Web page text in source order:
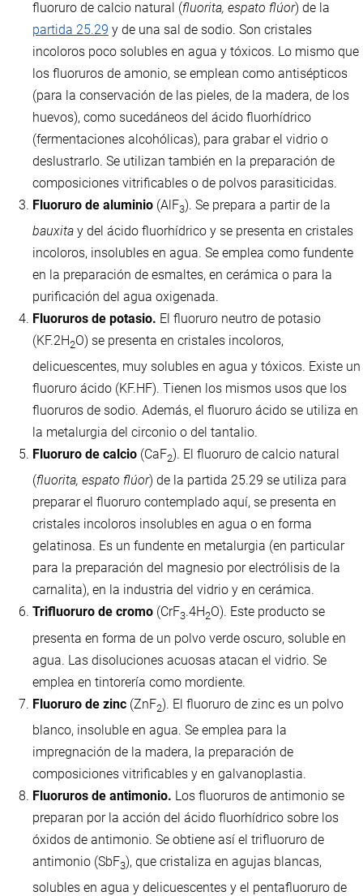
fluoruro de calcio natural (fluorita, espato flúor) de la
partida 25.29 y de una sal de sodio. Son cristales
incoloros poco solubles en agua y tóxicos. Lo mismo que
los fluoruros de amonio, se emplean como antisépticos
(para la conservación de las pieles, de la madera, de los
huevos), como sucedáneos del ácido fluorhídrico
(fermentaciones alcohólicas), para grabar el vidrio o
deslustrarlo. Se utilizan también en la preparación de
composiciones vitrificables o de polvos parasiticidas.
Fluoruro de aluminio (AlF3). Se prepara a partir de la
bauxita y del ácido fluorhídrico y se presenta en cristales
incoloros, insolubles en agua. Se emplea como fundente
en la preparación de esmaltes, en cerámica o para la
purificación del agua oxigenada.
Fluoruros de potasio. El fluoruro neutro de potasio
(KF.2H2O) se presenta en cristales incoloros,
delicuescentes, muy solubles en agua y tóxicos. Existe un
fluoruro ácido (KF.HF). Tienen los mismos usos que los
fluoruros de sodio. Además, el fluoruro ácido se utiliza en
la metalurgia del circonio o del tantalio.
Fluoruro de calcio (CaF2). El fluoruro de calcio natural
(fluorita, espato flúor) de la partida 25.29 se utiliza para
preparar el fluoruro contemplado aquí, se presenta en
cristales incoloros insolubles en agua o en forma
gelatinosa. Es un fundente en metalurgia (en particular
para la preparación del magnesio por electrólisis de la
carnalita), en la industria del vidrio y en cerámica.
Trifluoruro de cromo (CrF3.4H2O). Este producto se
presenta en forma de un polvo verde oscuro, soluble en
agua. Las disoluciones acuosas atacan el vidrio. Se
emplea en tintorería como mordiente.
Fluoruro de zinc (ZnF2). El fluoruro de zinc es un polvo
blanco, insoluble en agua. Se emplea para la
impregnación de la madera, la preparación de
composiciones vitrificables y en galvanoplastia.
Fluoruros de antimonio. Los fluoruros de antimonio se
preparan por la acción del ácido fluorhídrico sobre los
óxidos de antimonio. Se obtiene así el trifluoruro de
antimonio (SbF3), que cristaliza en agujas blancas,
solubles en agua y delicuescentes y el pentafluoruro de